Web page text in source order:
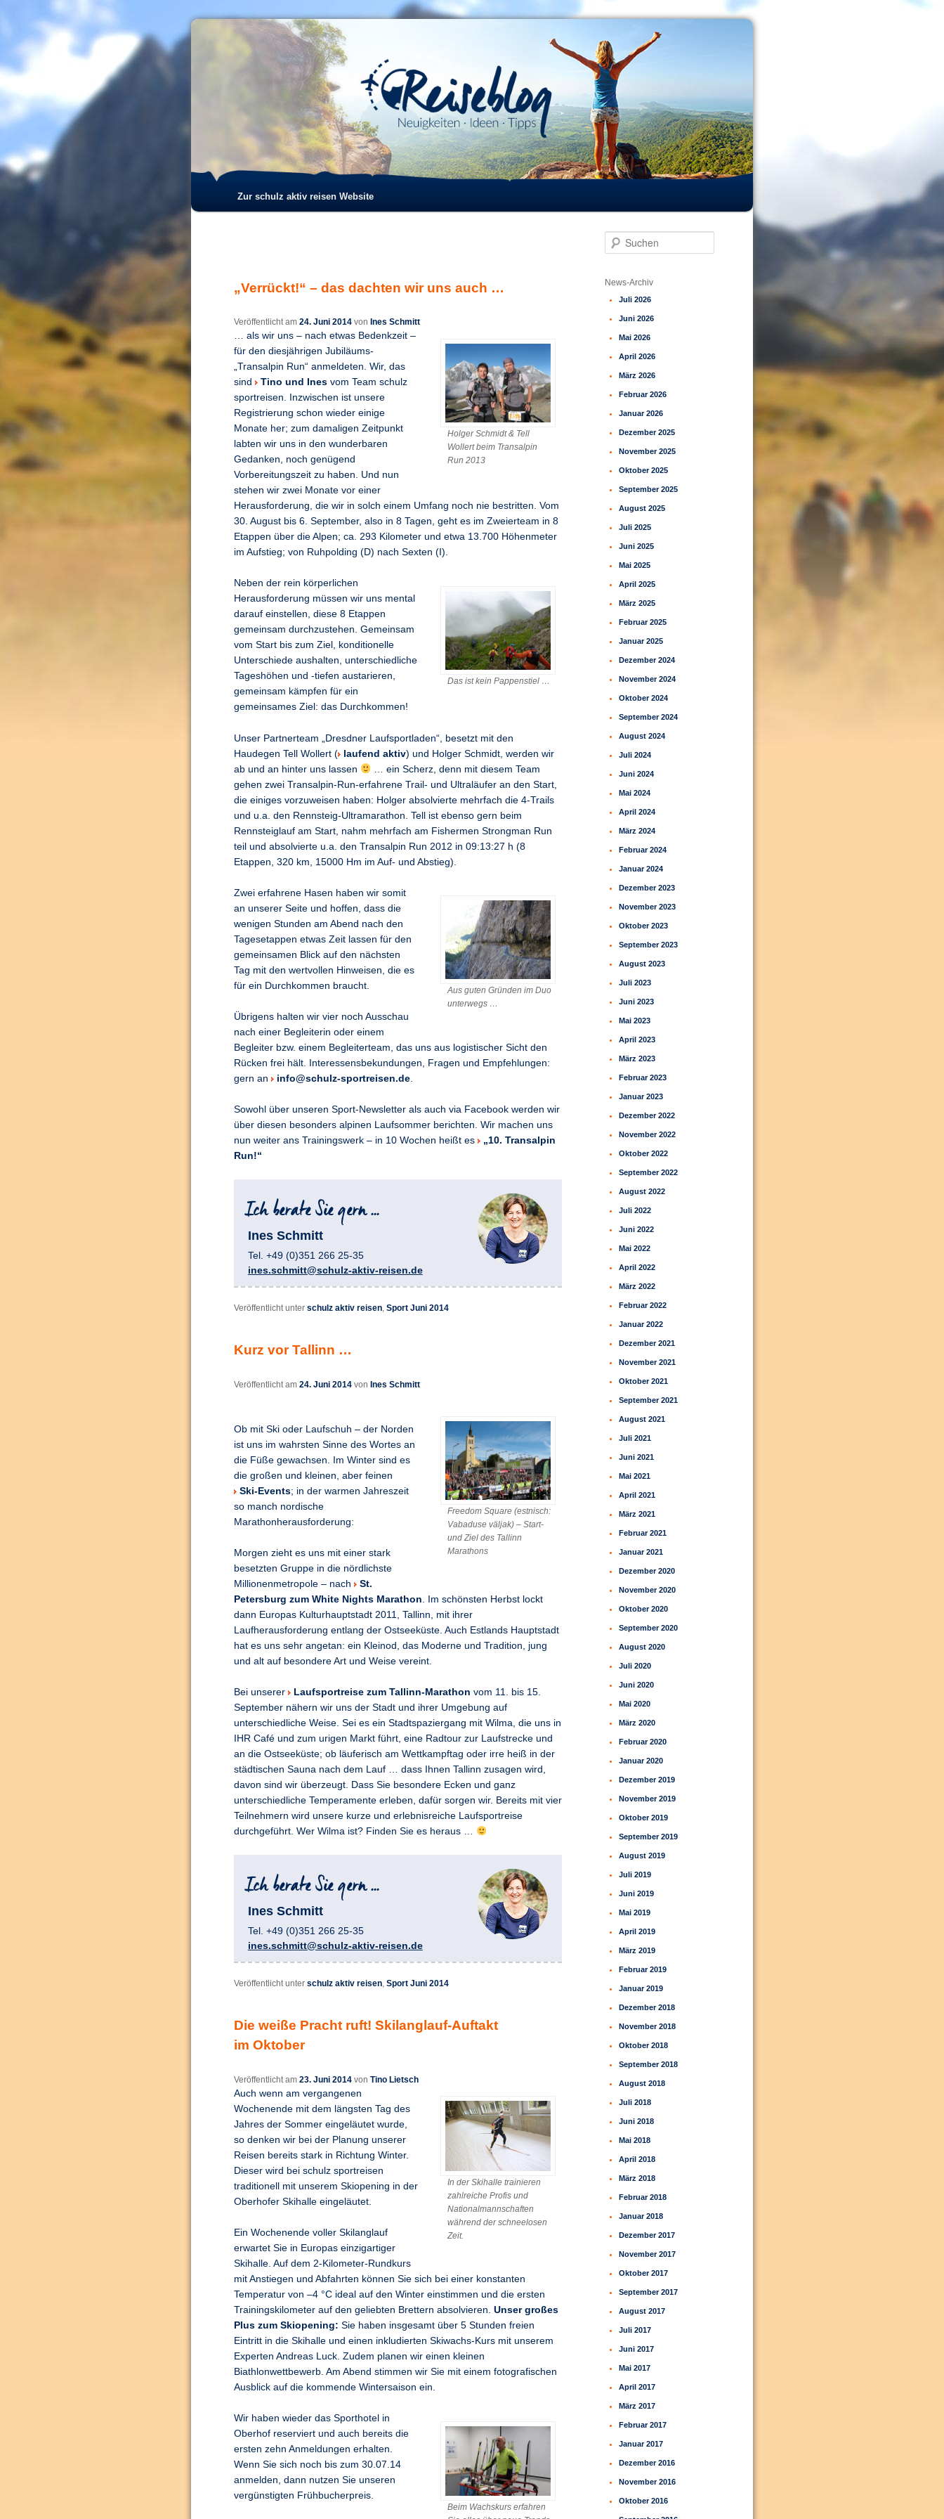
Zum
Zum
wechseln
Zur schulz aktiv reisen Website
„Verrückt!“ – das dachten wir uns auch …
Veröffentlicht am 24. Juni 2014 von Ines Schmitt
Holger Schmidt & Tell
Wollert beim Transalpin
Run 2013
… als wir uns – nach etwas Bedenkzeit –
für den diesjährigen Jubiläums-
„Transalpin Run“ anmeldeten. Wir, das
sind
Tino und Inesvom Team schulz
sportreisen. Inzwischen ist unsere
Registrierung schon wieder einige
Monate her; zum damaligen Zeitpunkt
labten wir uns in den wunderbaren
Gedanken, noch genügend
Vorbereitungszeit zu haben. Und nun
stehen wir zwei Monate vor einer
Herausforderung, die wir in solch einem Umfang noch nie bestritten. Vom
30. August bis 6. September, also in 8 Tagen, geht es im Zweierteam in 8
Etappen über die Alpen; ca. 293 Kilometer und etwa 13.700 Höhenmeter
im Aufstieg; von Ruhpolding (D) nach Sexten (I).
Das ist kein Pappenstiel …
Neben der rein körperlichen
Herausforderung müssen wir uns mental
darauf einstellen, diese 8 Etappen
gemeinsam durchzustehen. Gemeinsam
vom Start bis zum Ziel, konditionelle
Unterschiede aushalten, unterschiedliche
Tageshöhen und -tiefen austarieren,
gemeinsam kämpfen für ein
gemeinsames Ziel: das Durchkommen!
Unser Partnerteam „Dresdner Laufsportladen“, besetzt mit den
Haudegen Tell Wollert (
laufend aktiv) und Holger Schmidt, werden wir
ab und an hinter uns lassen
… ein Scherz, denn mit diesem Team
gehen zwei Transalpin-Run-erfahrene Trail- und Ultraläufer an den Start,
die einiges vorzuweisen haben: Holger absolvierte mehrfach die 4-Trails
und u.a. den Rennsteig-Ultramarathon. Tell ist ebenso gern beim
Rennsteiglauf am Start, nahm mehrfach am Fishermen Strongman Run
teil und absolvierte u.a. den Transalpin Run 2012 in 09:13:27 h (8
Etappen, 320 km, 15000 Hm im Auf- und Abstieg).
Aus guten Gründen im Duo
unterwegs …
Zwei erfahrene Hasen haben wir somit
an unserer Seite und hoffen, dass die
wenigen Stunden am Abend nach den
Tagesetappen etwas Zeit lassen für den
gemeinsamen Blick auf den nächsten
Tag mit den wertvollen Hinweisen, die es
für ein Durchkommen braucht.
Übrigens halten wir vier noch Ausschau
nach einer Begleiterin oder einem
Begleiter bzw. einem Begleiterteam, das uns aus logistischer Sicht den
Rücken frei hält. Interessensbekundungen, Fragen und Empfehlungen:
gern an
info@schulz-sportreisen.de.
Sowohl über unseren Sport-Newsletter als auch via Facebook werden wir
über diesen besonders alpinen Laufsommer berichten. Wir machen uns
nun weiter ans Trainingswerk – in 10 Wochen heißt es
„10. Transalpin
Run!“
Ines Schmitt
Tel. +49 (0)351 266 25-35
ines.schmitt@schulz-aktiv-reisen.de
Veröffentlicht unter schulz aktiv reisen, Sport Juni 2014
Kurz vor Tallinn …
Veröffentlicht am 24. Juni 2014 von Ines Schmitt
Freedom Square (estnisch:
Vabaduse väljak) – Start-
und Ziel des Tallinn
Marathons
Ob mit Ski oder Laufschuh – der Norden
ist uns im wahrsten Sinne des Wortes an
die Füße gewachsen. Im Winter sind es
die großen und kleinen, aber feinen
Ski-Events; in der warmen Jahreszeit
so manch nordische
Marathonherausforderung:
Morgen zieht es uns mit einer stark
besetzten Gruppe in die nördlichste
Millionenmetropole – nach
St.
Petersburg zum White Nights Marathon . Im schönsten Herbst lockt
dann Europas Kulturhauptstadt 2011, Tallinn, mit ihrer
Laufherausforderung entlang der Ostseeküste. Auch Estlands Hauptstadt
hat es uns sehr angetan: ein Kleinod, das Moderne und Tradition, jung
und alt auf besondere Art und Weise vereint.
Bei unserer Laufsportreise zum Tallinn-Marathon vom 11. bis 15.
September nähern wir uns der Stadt und ihrer Umgebung auf
unterschiedliche Weise. Sei es ein Stadtspaziergang mit Wilma, die uns in
IHR Café und zum urigen Markt führt, eine Radtour zur Laufstrecke und
an die Ostseeküste; ob läuferisch am Wettkampftag oder irre heiß in der
städtischen Sauna nach dem Lauf … dass Ihnen Tallinn zusagen wird,
davon sind wir überzeugt. Dass Sie besondere Ecken und ganz
unterschiedliche Temperamente erleben, dafür sorgen wir. Bereits mit vier
Teilnehmern wird unsere kurze und erlebnisreiche Laufsportreise
durchgeführt. Wer Wilma ist? Finden Sie es heraus …
Ines Schmitt
Tel. +49 (0)351 266 25-35
ines.schmitt@schulz-aktiv-reisen.de
Veröffentlicht unter schulz aktiv reisen, Sport Juni 2014
Die weiße Pracht ruft! Skilanglauf-Auftakt
im Oktober
Veröffentlicht am 23. Juni 2014 von Tino Lietsch
In der Skihalle trainieren
zahlreiche Profis und
Nationalmannschaften
während der schneelosen
Zeit.
Auch wenn am vergangenen
Wochenende mit dem längsten Tag des
Jahres der Sommer eingeläutet wurde,
so denken wir bei der Planung unserer
Reisen bereits stark in Richtung Winter.
Dieser wird bei schulz sportreisen
traditionell mit unserem Skiopening in der
Oberhofer Skihalle eingeläutet.
Ein Wochenende voller Skilanglauf
erwartet Sie in Europas einzigartiger
Skihalle. Auf dem 2-Kilometer-Rundkurs
mit Anstiegen und Abfahrten können Sie sich bei einer konstanten
Temperatur von –4 °C ideal auf den Winter einstimmen und die ersten
Trainingskilometer auf den geliebten Brettern absolvieren. Unser großes
Plus zum Skiopening: Sie haben insgesamt über 5 Stunden freien
Eintritt in die Skihalle und einen inkludierten Skiwachs-Kurs mit unserem
Experten Andreas Luck. Zudem planen wir einen kleinen
Biathlonwettbewerb. Am Abend stimmen wir Sie mit einem fotografischen
Ausblick auf die kommende Wintersaison ein.
Beim Wachskurs erfahren
Wir haben wieder das Sporthotel in
Oberhof reserviert und auch bereits die
ersten zehn Anmeldungen erhalten.
Wenn Sie sich noch bis zum 30.07.14
anmelden, dann nutzen Sie unseren
vergünstigten Frühbucherpreis.
h
News-Archiv
Juli 2026
Juni 2026
Mai 2026
April 2026
März 2026
Februar 2026
Januar 2026
Dezember 2025
November 2025
Oktober 2025
September 2025
August 2025
Juli 2025
Juni 2025
Mai 2025
April 2025
März 2025
Februar 2025
Januar 2025
Dezember 2024
November 2024
Oktober 2024
September 2024
August 2024
Juli 2024
Juni 2024
Mai 2024
April 2024
März 2024
Februar 2024
Januar 2024
Dezember 2023
November 2023
Oktober 2023
September 2023
August 2023
Juli 2023
Juni 2023
Mai 2023
April 2023
März 2023
Februar 2023
Januar 2023
Dezember 2022
November 2022
Oktober 2022
September 2022
August 2022
Juli 2022
Juni 2022
Mai 2022
April 2022
März 2022
Februar 2022
Januar 2022
Dezember 2021
November 2021
Oktober 2021
September 2021
August 2021
Juli 2021
Juni 2021
Mai 2021
April 2021
März 2021
Februar 2021
Januar 2021
Dezember 2020
November 2020
Oktober 2020
September 2020
August 2020
Juli 2020
Juni 2020
Mai 2020
März 2020
Februar 2020
Januar 2020
Dezember 2019
November 2019
Oktober 2019
September 2019
August 2019
Juli 2019
Juni 2019
Mai 2019
April 2019
März 2019
Februar 2019
Januar 2019
Dezember 2018
November 2018
Oktober 2018
September 2018
August 2018
Juli 2018
Juni 2018
Mai 2018
April 2018
März 2018
Februar 2018
Januar 2018
Dezember 2017
November 2017
Oktober 2017
September 2017
August 2017
Juli 2017
Juni 2017
Mai 2017
April 2017
März 2017
Februar 2017
Januar 2017
Dezember 2016
November 2016
Oktober 2016